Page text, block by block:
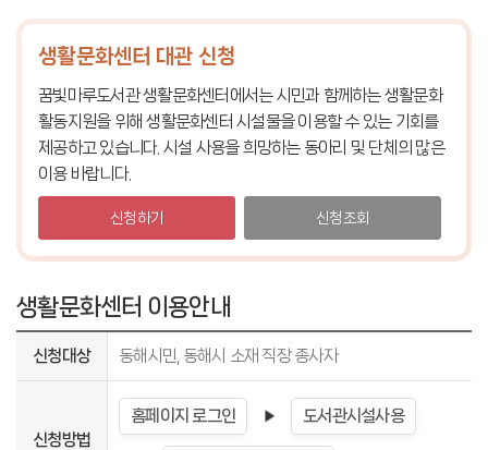
생활문화센터 대관 신청
꿈빛마루도서관 생활문화센터에서는 시민과 함께하는 생활문화
활동지원을 위해 생활문화센터 시설물을 이용할 수 있는 기회를
제공하고 있습니다. 시설 사용을 희망하는 동아리 및 단체의 많은
이용 바랍니다.
신청하기 신청조회
생활문화센터 이용안내
신청대상 동해시민, 동해시 소재 직장 종사자
신청방법
홈페이지 로그인 도서관시설사용